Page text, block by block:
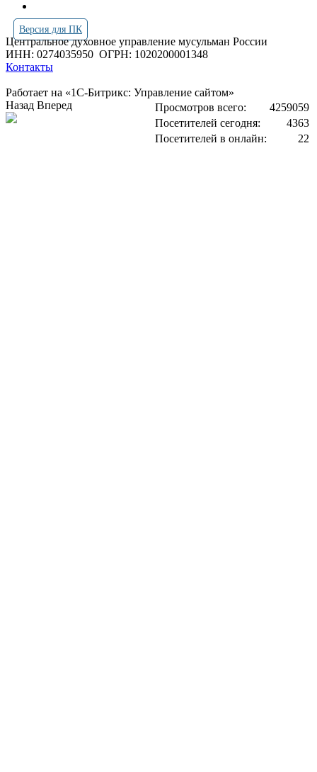
Версия для ПК
Центральное духовное управление мусульман России
ИНН: 0274035950 ОГРН: 1020200001348
Контакты
Работает на «1С-Битрикс: Управление сайтом»
Просмотров всего:
4259059
Посетителей сегодня:
4363
Посетителей в онлайн:
22
Назад Вперед